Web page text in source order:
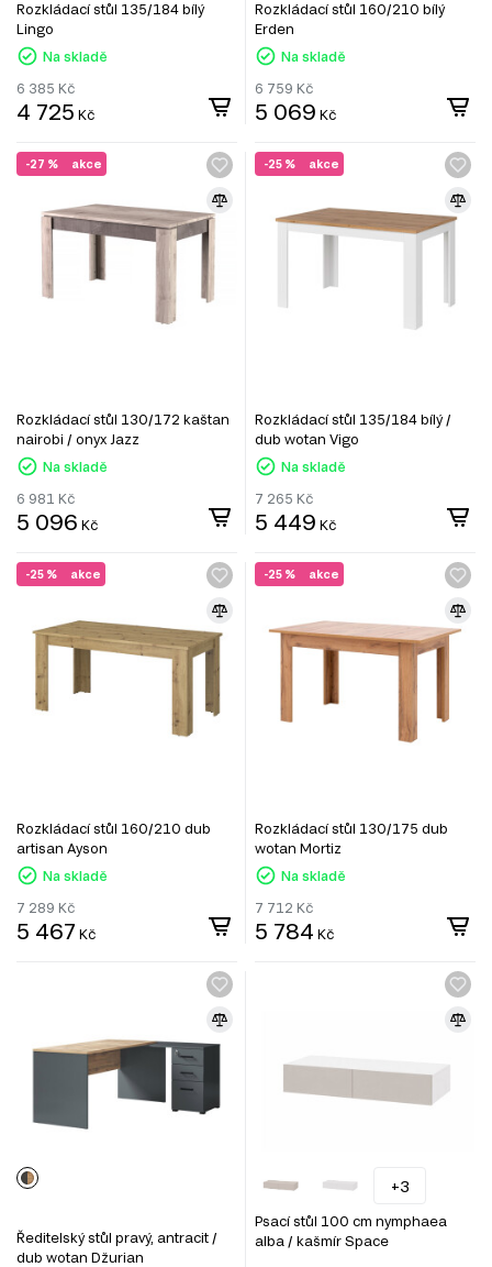
Rozkládací stůl 135/184 bílý
Lingo
Na skladě
6 385 Kč
4 725 Kč
Rozkládací stůl 160/210 bílý
Erden
Na skladě
6 759 Kč
5 069 Kč
akce
-27 %
Rozkládací stůl 130/172 kaštan
nairobi / onyx Jazz
Na skladě
6 981 Kč
5 096 Kč
akce
-25 %
Rozkládací stůl 135/184 bílý /
dub wotan Vigo
Na skladě
7 265 Kč
5 449 Kč
akce
-25 %
Rozkládací stůl 160/210 dub
artisan Ayson
Na skladě
7 289 Kč
5 467 Kč
akce
-25 %
Rozkládací stůl 130/175 dub
wotan Mortiz
Na skladě
7 712 Kč
5 784 Kč
Ředitelský stůl pravý, antracit /
dub wotan Džurian
+3
Psací stůl 100 cm nymphaea
alba / kašmír Space